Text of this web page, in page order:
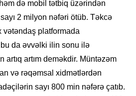
də mobil tətbiq üzərindən
2 milyon nəfəri ötüb. Təkcə
platformada
da əvvəlki ilin sonu ilə
artıq artım deməkdir. Müntəzəm
və rəqəmsal xidmətlərdən
sayı 800 min nəfərə çatıb.